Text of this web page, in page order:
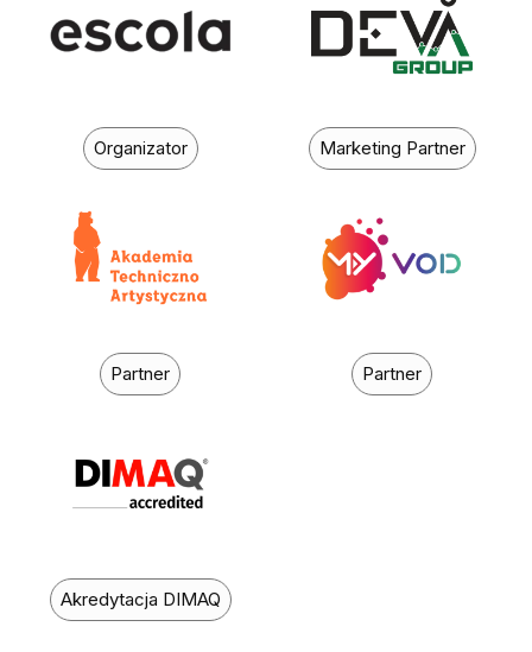
Organizator Marketing Partner
Partner Partner
Akredytacja DIMAQ